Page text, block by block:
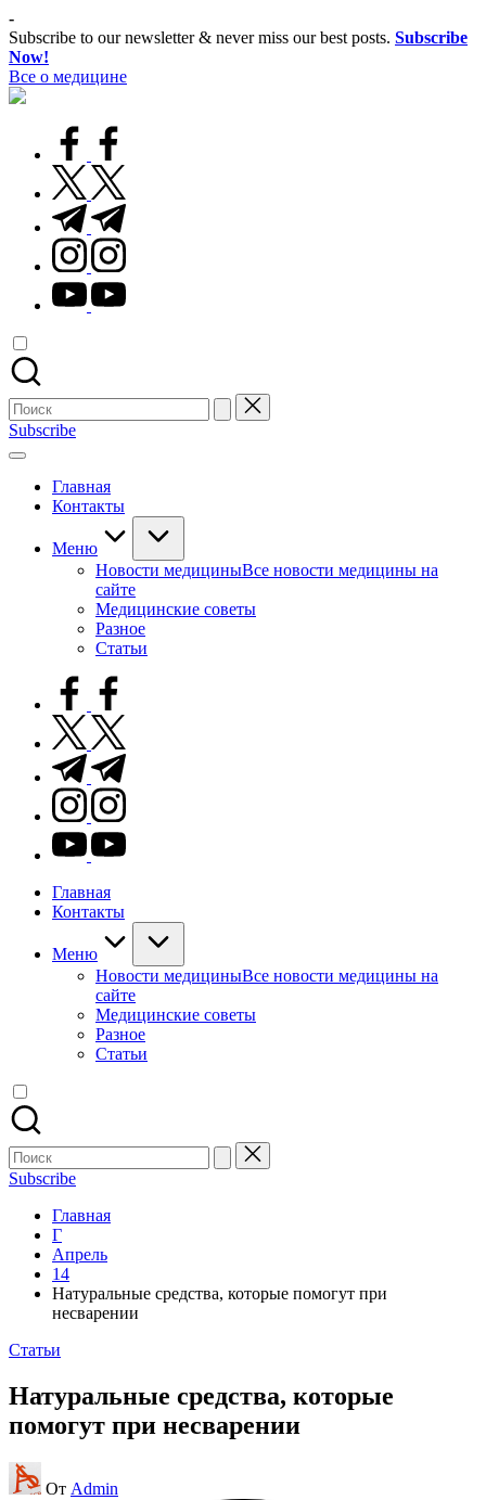
Перейти
к
содержимому
-
Subscribe to our newsletter & never miss our best posts. Subscribe
Now!
Все о медицине
Лечитесь
facebook.com
twitter.com
t.me
instagram.com
youtube.com
Поиск
для:
Subscribe
Главная
Контакты
Меню
Новости медициныВсе новости медицины на
сайте
Медицинские советы
Разное
Статьи
facebook.com
twitter.com
t.me
instagram.com
youtube.com
Главная
Контакты
Меню
Новости медициныВсе новости медицины на
сайте
Медицинские советы
Разное
Статьи
Поиск
для:
Subscribe
Главная
Г
Апрель
14
Натуральные средства, которые помогут при
несварении
Опубликовано
Статьи
Натуральные средства, которые
помогут при несварении
Запись
от
От Admin